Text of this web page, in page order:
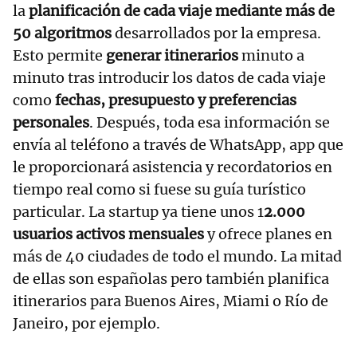
laplanificación de cada viaje mediante más de
50 algoritmosdesarrollados por la empresa.
Esto permite generar itinerariosminuto a
minuto tras introducir los datos de cada viaje
como fechas, presupuesto y preferencias
personales. Después, toda esa información se
envía al teléfono a través de WhatsApp, app que
le proporcionará asistencia y recordatorios en
tiempo real como si fuese su guía turístico
particular. La startup ya tiene unos 12.000
usuarios activos mensualesy ofrece planes en
más de 40 ciudades de todo el mundo. La mitad
de ellas son españolas pero también planifica
itinerarios para Buenos Aires, Miami o Río de
Janeiro, por ejemplo.